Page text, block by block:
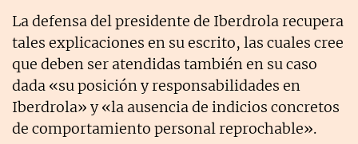
La defensa del presidente de Iberdrola recupera
tales explicaciones en su escrito, las cuales cree
que deben ser atendidas también en su caso
dada «su posición y responsabilidades en
Iberdrola» y «la ausencia de indicios concretos
de comportamiento personal reprochable».